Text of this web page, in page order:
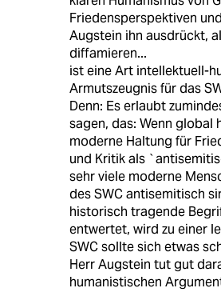
Friedensperspektiven
Augstein ihn ausdrückt,
diffamieren...
ist eine Art intellektuell-
Armutszeugnis für das
Denn: Es erlaubt
sagen, das: Wenn global
moderne Haltung für
und Kritik als
sehr viele moderne
des SWC antisemitisch
historisch tragende
entwertet, wird zu einer
SWC sollte sich etwas
Herr Augstein tut gut
humanistischen